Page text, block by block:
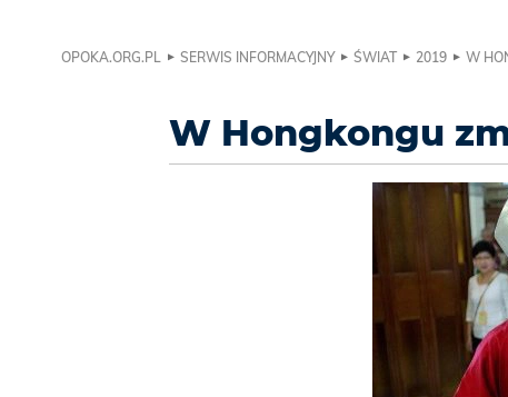
OPOKA.ORG.PL SERWIS INFORMACYJNY ŚWIAT 2019 W
W Hongkongu